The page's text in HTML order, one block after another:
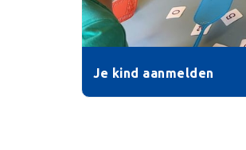
Je kind aanmelden